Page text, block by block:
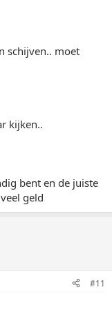
schijven.. moet
kijken..
bent en de juiste
geld
#11